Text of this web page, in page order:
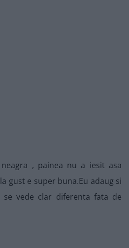
, painea nu a iesit asa
gust e super buna.Eu adaug si
se vede clar diferenta fata de